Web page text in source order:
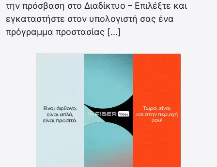
την πρόσβαση στο Διαδίκτυο – Επιλέξτε και
εγκαταστήστε στον υπολογιστή σας ένα
πρόγραμμα προστασίας […]